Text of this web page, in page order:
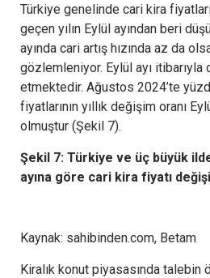
Türkiye genelinde cari kira
geçen yılın Eylül ayından beri
ayında cari artış hızında az da
gözlemleniyor. Eylül ayı itibarıyla
etmektedir. Ağustos 2024’te
fiyatlarının yıllık değişim oranı
olmuştur (Şekil 7).
Şekil 7: Türkiye ve üç büyük
ayına göre cari kira fiyatı
Kaynak: sahibinden.com, Betam
Kiralık konut piyasasında